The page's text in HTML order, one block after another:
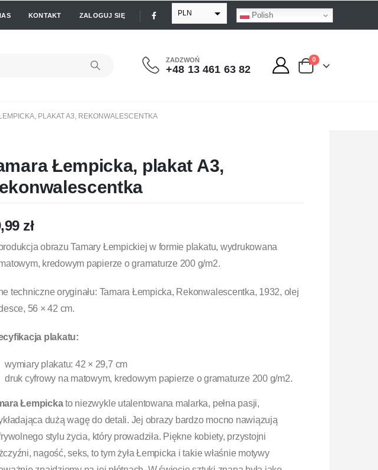
KONTAKT ZALOGUJ SIĘ PLN
GBP
Polish
ZADZWOŃ
+48 13 461 63 82
0
PLAKAT A3, REKONWALESCENTKA
Łempicka, plakat A3,
zł
obrazu Tamary Łempickiej w formie plakatu, wydrukowana
kredowym papierze o gramaturze 200 g/m2.
techniczne oryginału: Tamara Łempicka, Rekonwalescentka, 1932, olej
56 × 42 cm.
plakatu:
wymiary plakatu: 42 × 29,7 cm
druk cyfrowy na matowym, kredowym papierze o gramaturze 200 g/m2.
Łempickato niezwykle utalentowana malarka, pełna pasji,
dużą wagę do detali. Jej obrazy bardzo mocno nawiązują
stylu życia, który prowadziła. Piękne kobiety, przystojni
nagość, seks, to tym żyła Łempicka i takie właśnie motywy